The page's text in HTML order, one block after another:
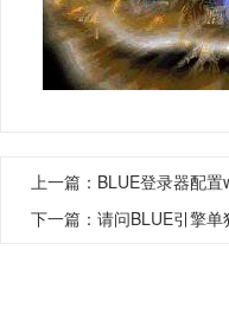
上一篇： BLUE登录器配
下一篇： 请问BLUE引擎